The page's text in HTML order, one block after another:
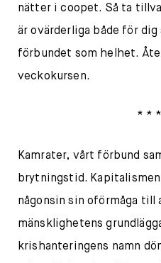
nätter i coopet. Så ta
är ovärderliga både för
förbundet som helhet.
veckokursen.
* *
Kamrater, vårt förbund
brytningstid.
någonsin sin oförmåga till
mänsklighetens
krishanteringens namn